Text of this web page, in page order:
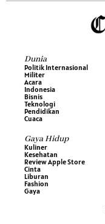
Dunia
Politik Internasional
Militer
Acara
Indonesia
Bisnis
Teknologi
Pendidikan
Cuaca
Gaya Hidup
Kuliner
Kesehatan
Review Apple Store
Cinta
Liburan
Fashion
Gaya